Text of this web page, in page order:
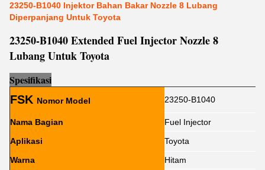
23250-B1040 Injektor Bahan Bakar Nozzle 8 Lubang
Diperpanjang Untuk Toyota
23250-B1040 Extended Fuel Injector Nozzle 8
Lubang Untuk Toyota
Spesifikasi
FSK Nomor Model 23250-B1040
Nama Bagian
Fuel Injector
Aplikasi
Toyota
Warna
Hitam